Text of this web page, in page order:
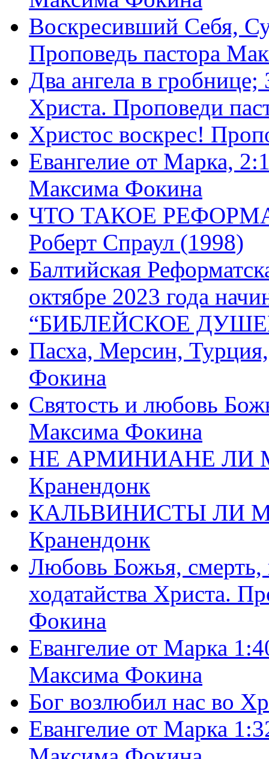
Воскресивший Себя,
Проповедь пастора
Два ангела в
Христа. Проповеди
Христос воскрес!
Евангелие от Марка,
Максима Фокина
ЧТО ТАКОЕ
Роберт Спраул (1998)
Балтийская
октябре 2023 года
“БИБЛЕЙСКОЕ
Пасха, Мерсин,
Фокина
Святость и любовь
Максима Фокина
НЕ АРМИНИАНЕ ЛИ
Кранендонк
КАЛЬВИНИСТЫ ЛИ
Кранендонк
Любовь Божья, смерть,
ходатайства Христа.
Фокина
Евангелие от Марка
Максима Фокина
Бог возлюбил нас во
Евангелие от Марка